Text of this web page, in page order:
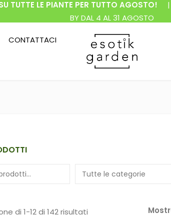
TUTTE LE PIANTE PER TUTTO AGOSTO! |
BY DAL 4 AL 31 AGOSTO
CONTATTACI
Tutte le categorie
di 1-12 di 142 risultati